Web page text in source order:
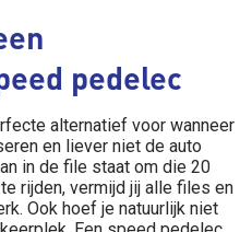
pedelec
alternatief voor wanneer
en liever niet de auto
in de file staat om die 20
rijden, vermijd jij alle files en
Ook hoef je natuurlijk niet